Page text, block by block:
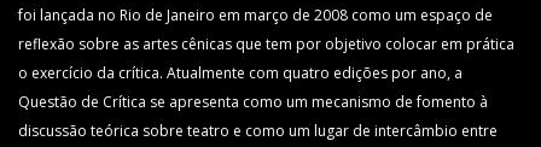
foi lançada no Rio de Janeiro em março de 2008 como um espaço de
reflexão sobre as artes cênicas que tem por objetivo colocar em prática
o exercício da crítica. Atualmente com quatro edições por ano, a
Questão de Crítica se apresenta como um mecanismo de fomento à
discussão teórica sobre teatro e como um lugar de intercâmbio entre